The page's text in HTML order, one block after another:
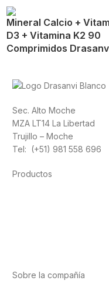
Mineral Calcio +
D3 + Vitamina K2 90
Comprimidos
Sec. Alto Moche
MZA LT14 La Libertad
Trujillo – Moche
Tel: (+51) 981 558 696
Productos
Sobre la compañía